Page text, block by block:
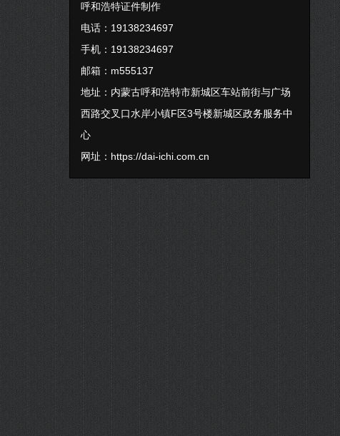
呼和浩特证件制作
电话：19138234697
手机：19138234697
邮箱：m555137
地址：内蒙古呼和浩特市新城区车站前街与广场
西路交叉口水岸小镇F区3号楼新城区政务服务中
心
网址： https://dai-ichi.com.cn